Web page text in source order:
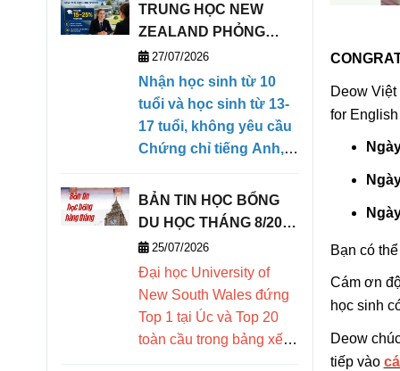
Deow
for
Bạn có
Cám ơn
học sinh
Deow
tiếp vào
lựa chọn. Bài
viết tổng hợp
học phí, học
bổng, chương
trình học, ký túc
vào, điểm nổi bật
và cơ hội vào
các trường đại
học danh tiếng
trên thế giới.
TRUNG HỌC NEW
ZEALAND PHỎNG
VẤN HỌC BỔNG TRỰC
TIẾP KỲ THÁNG 1/2027
(28/01/2027- 09/04/2027)
27/07/2026
Nhận học sinh từ 10
tuổi và học sinh từ 13-
17 tuổi, không yêu cầu
Chứng chỉ tiếng Anh,
căn bản để có thể theo
học chương trình
Tiếng Anh tăng cường
điểm trung bình môn
linh hoạt, chào đón học
sinh có thái độ học tập
nghiêm túc.
BẢN TIN HỌC BỔNG
DU HỌC THÁNG 8/2026
- DEOW VIETNAM
25/07/2026
Đại học University of
New South Wales đứng
Top 1 tại Úc và Top 20
toàn cầu trong bảng xếp